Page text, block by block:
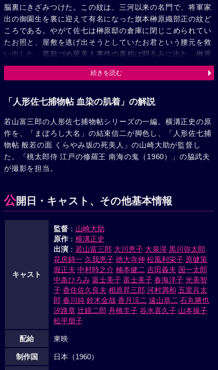
脳裏にきざみつけた。この紋は、三河以来の名門で、将軍家
出の御園生を裏に迎えて有名になった旗本榊原織部正の紋ど
ころである。やがて佐七は榊原邸の倉庫に閉じこめられてい
たお照と、屋敷を逃げ出そうとしていたお君という腰元を救
い出した。葛籠づめ死美人事件の真相は明るみに出た。榊原
邸を舞台にする、とある外国との麻薬密輸にからんだ、武家
奉公という名目でかり集めた娘たちの身にのびる、人身売買
ことに、御園生と通じ弁髪の唐人安保連とくんだ典医玄斎で
続きを読む
「人形佐七捕物帖 血染の肌着」の解説
若山富三郎の人形佐七捕物帖シリーズの一編。横溝正史の原
作を、「まぼろし大名」の結束信二が脚色し、「人形佐七捕
物帖 般若の面 くらやみ坂の死美人」の山崎大助が監督し
た。「桃太郎侍 江戸の修羅王 南海の鬼（1960）」の脇武夫
が撮影を担当。
公開日・キャスト、その他基本情報
キャスト
監督： 山崎大助
原作： 横溝正史
出演： 若山富三郎 大川恵子 大泉滉 黒川弥太郎
花房錦一 久我恵子 徳大寺伸 松風利栄子 原健策
堀正夫 中村時之介 楠本健二 吉田義夫 国一太郎
中条ひろみ 富士美子 富士美子 春海洋子 光美智
子 香住佐久良夫 相原昇三郎 河村満和 五里兵太
郎 春川純 鈴木金哉 香月涼二 遠山恭二 石丸勝也
汐路章 辻鏡二郎 舟橋圭子 谷水喜久子 山本操子
松平朋子
配給 東映
制作国 日本（1960）